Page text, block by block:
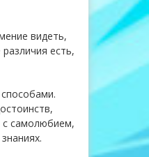
видеть,
есть,
с самолюбием,